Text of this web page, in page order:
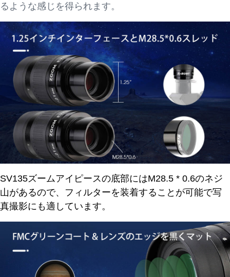
るような感じを得られます。
SV135ズームアイピースの底部にはM28.5 * 0.6のネジ
山があるので、フィルターを装着することが可能で写
真撮影にも適しています。